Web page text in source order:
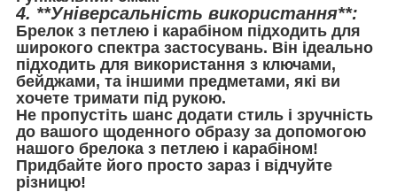
4. **Універсальність використання**:
Брелок з петлею і карабіном підходить для
широкого спектра застосувань. Він ідеально
підходить для використання з ключами,
бейджами, та іншими предметами, які ви
хочете тримати під рукою.
Не пропустіть шанс додати стиль і зручність
до вашого щоденного образу за допомогою
нашого брелока з петлею і карабіном!
Придбайте його просто зараз і відчуйте
різницю!